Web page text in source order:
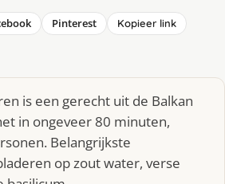
Pinterest
Kopieer link
is een gerecht uit de Balkan
in ongeveer 80 minuten,
Belangrijkste
op zout water, verse